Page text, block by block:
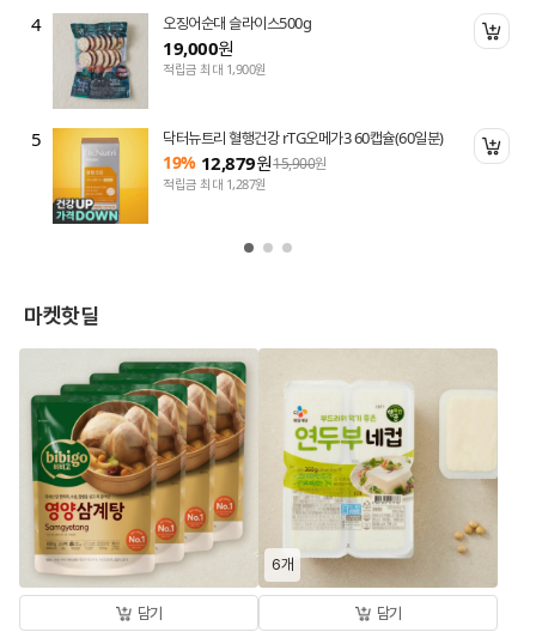
담기
담기
4 오징어순대 슬라이스500g
19,000원
적립금 최대 1,900원
5 닥터뉴트리 혈행건강 rTG오메가3 60캡슐(60일분)
19% 12,879원15,900원
적립금 최대 1,287원
마켓핫딜
담기
6개
담기